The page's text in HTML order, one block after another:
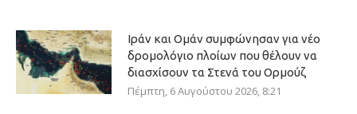
Ιράν και Ομάν συμφώνησαν για νέο
δρομολόγιο πλοίων που θέλουν να
διασχίσουν τα Στενά του Ορμούζ
Πέμπτη, 6 Αυγούστου 2026, 8:21